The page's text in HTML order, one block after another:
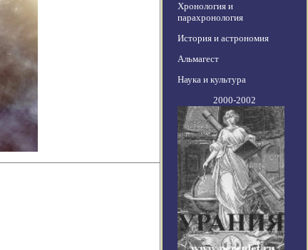
Хронология и
парахронология
История и астрономия
Альмагест
Наука и культура
2000-2002